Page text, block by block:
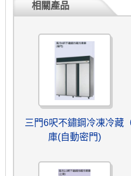
相關產品
三門6呎不鏽鋼冷凍冷藏
庫(自動密門)